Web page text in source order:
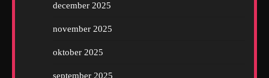
december 2025
november 2025
oktober 2025
september 2025